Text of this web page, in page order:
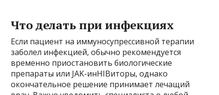
Что делать при инфекциях
Если пациент на иммуносупрессивной терапии
заболел инфекцией, обычно рекомендуется
временно приостановить биологические
препараты или JAK-инHIBиторы, однако
окончательное решение принимает лечащий